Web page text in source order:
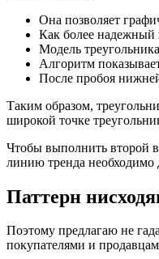
Она позволяет
Как более
Модель
Алгоритм
После пробоя
Таким образом,
широкой точке
Чтобы выполнить второй
линию тренда необходимо
Паттерн
Поэтому предлагаю не
покупателями и